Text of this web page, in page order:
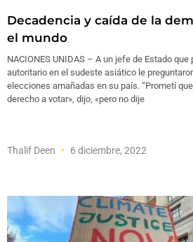
Decadencia y caída de la
el mundo
NACIONES UNIDAS – A un jefe de Estado
autoritario en el sudeste asiático le
elecciones amañadas en su país. “Prometí
derecho a votar», dijo, «pero no dije
Thalif Deen 6 diciembre, 2022